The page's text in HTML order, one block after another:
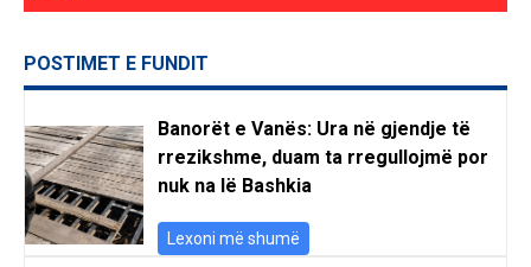
POSTIMET E FUNDIT
Banorët e Vanës: Ura në gjendje të
rrezikshme, duam ta rregullojmë por
nuk na lë Bashkia
Lexoni më shumë